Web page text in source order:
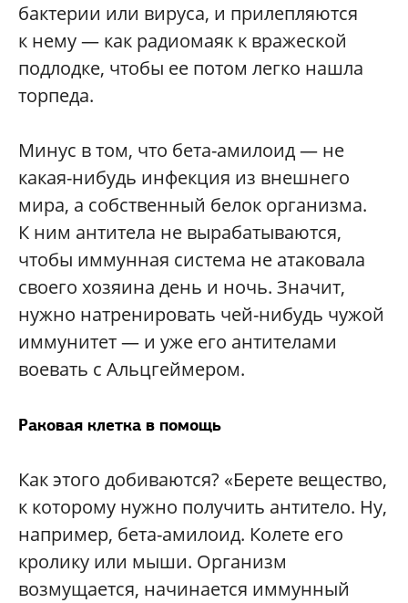
бактерии или вируса, и прилепляются
к нему — как радиомаяк к вражеской
подлодке, чтобы ее потом легко нашла
торпеда.
Минус в том, что бета-амилоид — не
какая-нибудь инфекция из внешнего
мира, а собственный белок организма.
К ним антитела не вырабатываются,
чтобы иммунная система не атаковала
своего хозяина день и ночь. Значит,
нужно натренировать чей-нибудь чужой
иммунитет — и уже его антителами
воевать с Альцгеймером.
Раковая клетка в помощь
Как этого добиваются? «Берете вещество,
к которому нужно получить антитело. Ну,
например, бета-амилоид. Колете его
кролику или мыши. Организм
возмущается, начинается иммунный